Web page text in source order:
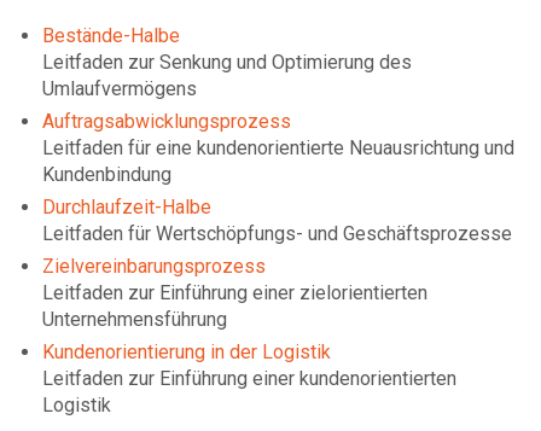
Bestände-Halbe
Leitfaden zur Senkung und Optimierung des
Umlaufvermögens
Auftragsabwicklungsprozess
Leitfaden für eine kundenorientierte Neuausrichtung und
Kundenbindung
Durchlaufzeit-Halbe
Leitfaden für Wertschöpfungs- und Geschäftsprozesse
Zielvereinbarungsprozess
Leitfaden zur Einführung einer zielorientierten
Unternehmensführung
Kundenorientierung in der Logistik
Leitfaden zur Einführung einer kundenorientierten
Logistik